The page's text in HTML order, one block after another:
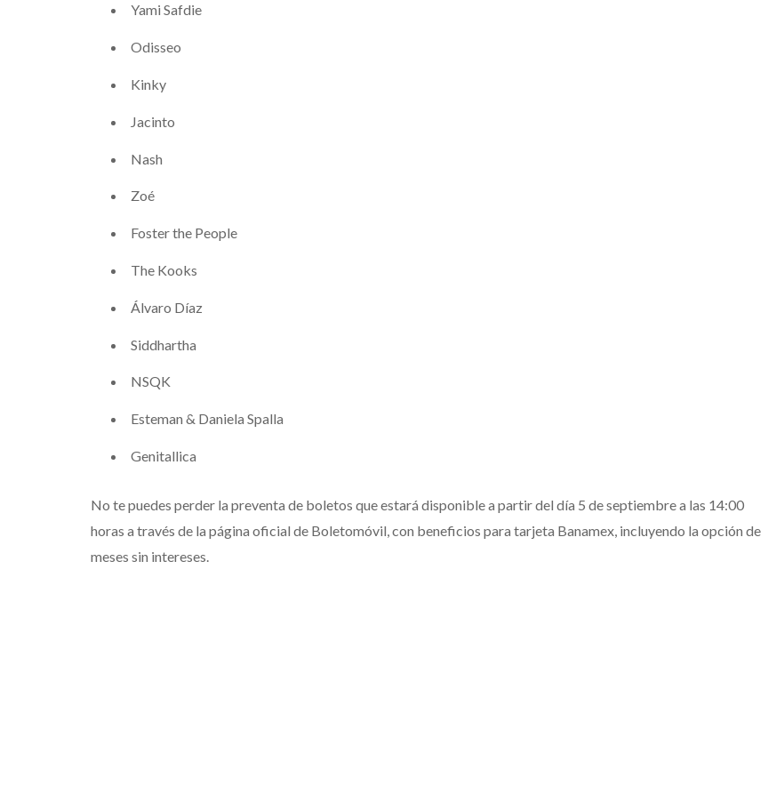
Yami Safdie
Odisseo
Kinky
Jacinto
Nash
Zoé
Foster the People
The Kooks
Álvaro Díaz
Siddhartha
NSQK
Esteman & Daniela Spalla
Genitallica
No te puedes perder la preventa de boletos que estará disponible a partir del día 5 de septiembre a las 14:00
horas a través de la página oficial de Boletomóvil, con beneficios para tarjeta Banamex, incluyendo la opción de
meses sin intereses.